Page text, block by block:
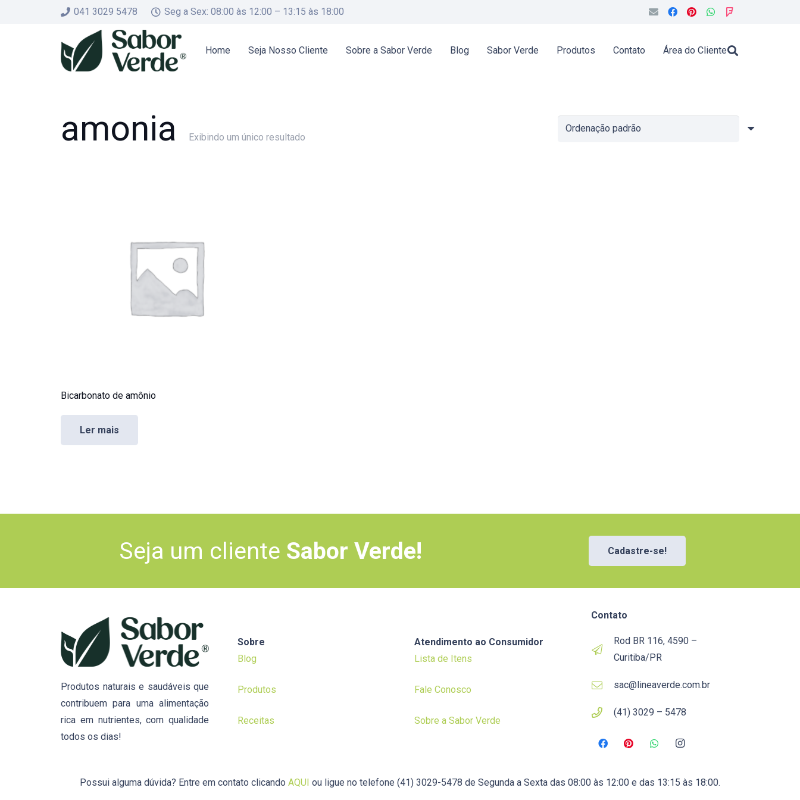
041 3029 5478 Seg a Sex: 08:00 às 12:00 – 13:15 às 18:00
Home Seja Nosso Cliente Sobre a Sabor Verde Blog Sabor Verde Produtos Contato Área do Cliente
amonia Exibindo um único resultado
Bicarbonato de amônio
Ler mais
Seja um cliente Sabor Verde! Cadastre-se!
Produtos naturais e saudáveis que
contribuem para uma alimentação
rica em nutrientes, com qualidade
todos os dias!
Sobre
Blog
Produtos
Receitas
Atendimento ao Consumidor
Lista de Itens
Fale Conosco
Sobre a Sabor Verde
Contato
Rod BR 116, 4590 –
Curitiba/PR
sac@lineaverde.com.br
(41) 3029 – 5478
Possui alguma dúvida? Entre em contato clicando AQUI ou ligue no telefone (41) 3029-5478 de Segunda a Sexta das 08:00 às 12:00 e das 13:15 às 18:00.